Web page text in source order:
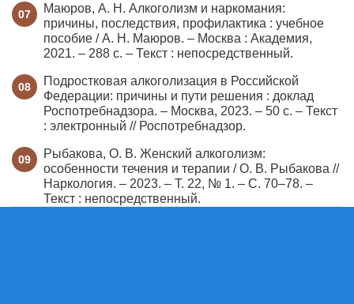
Маюров, А. Н. Алкоголизм и наркомания:
причины, последствия, профилактика : учебное
пособие / А. Н. Маюров. – Москва : Академия,
2021. – 288 с. – Текст : непосредственный.
Подростковая алкоголизация в Российской
Федерации: причины и пути решения : доклад
Роспотребнадзора. – Москва, 2023. – 50 с. – Текст
: электронный // Роспотребнадзор.
Рыбакова, О. В. Женский алкоголизм:
особенности течения и терапии / О. В. Рыбакова //
Наркология. – 2023. – Т. 22, № 1. – С. 70–78. –
Текст : непосредственный.